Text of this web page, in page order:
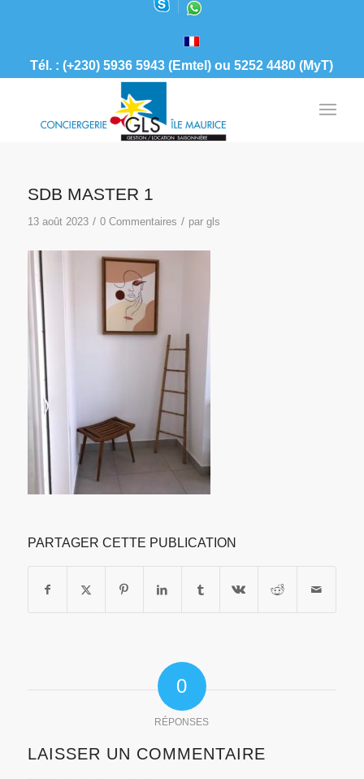
Tél. : (+230) 5936 5943 (Emtel) ou 5252 4480 (MyT)
SDB MASTER 1
13 août 2023 / 0 Commentaires / par gls
PARTAGER CETTE PUBLICATION
0
RÉPONSES
LAISSER UN COMMENTAIRE